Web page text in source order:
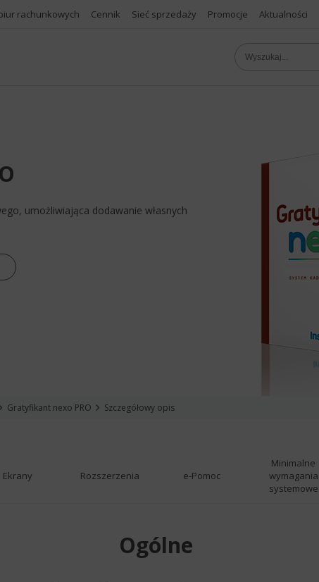
rachunkowych Cennik Sieć sprzedaży Promocje Aktualności
umożliwiająca dodawanie własnych
Gratyfikant nexo PRO Szczegółowy opis
Ekrany Rozszerzenia e-Pomoc
Minimalne
wymagania
systemowe
Ogólne